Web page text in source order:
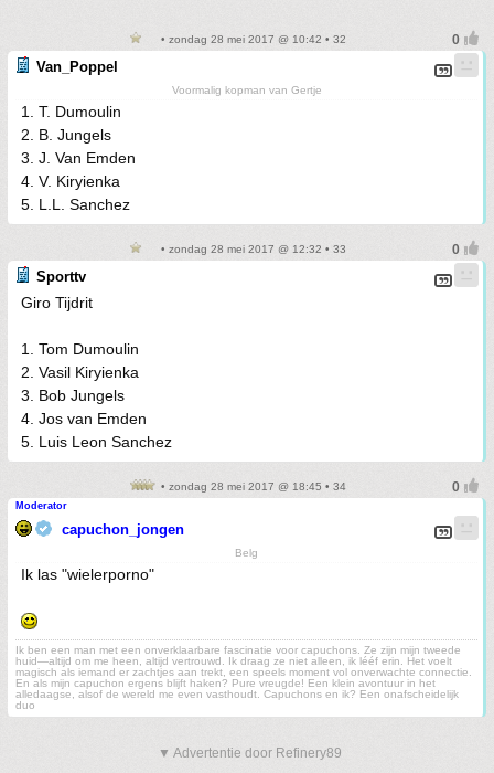
• zondag 28 mei 2017 @ 10:42 • 32
Van_Poppel
Voormalig kopman van Gertje
1. T. Dumoulin
2. B. Jungels
3. J. Van Emden
4. V. Kiryienka
5. L.L. Sanchez
• zondag 28 mei 2017 @ 12:32 • 33
Sporttv
Giro Tijdrit
1. Tom Dumoulin
2. Vasil Kiryienka
3. Bob Jungels
4. Jos van Emden
5. Luis Leon Sanchez
• zondag 28 mei 2017 @ 18:45 • 34
Moderator
capuchon_jongen
Belg
Ik las "wielerporno"
Ik ben een man met een onverklaarbare fascinatie voor capuchons. Ze zijn mijn tweede
huid—altijd om me heen, altijd vertrouwd. Ik draag ze niet alleen, ik lééf erin. Het voelt
magisch als iemand er zachtjes aan trekt, een speels moment vol onverwachte connectie.
En als mijn capuchon ergens blijft haken? Pure vreugde! Een klein avontuur in het
alledaagse, alsof de wereld me even vasthoudt. Capuchons en ik? Een onafscheidelijk
duo
▼ Advertentie door Refinery89